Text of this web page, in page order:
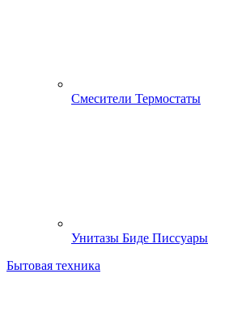
Смесители Термостаты
Унитазы Биде Писсуары
Бытовая техника